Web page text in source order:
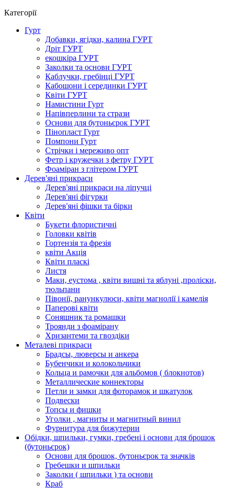
Категорії
Гурт
Добавки, ягідки, калина ГУРТ
Дріт ГУРТ
екошкіра ГУРТ
Заколки та основи ГУРТ
Каблучки, гребінці ГУРТ
Кабошони і серединки ГУРТ
Квіти ГУРТ
Намистини Гурт
Напівперлини та стрази
Основи для бутоньєрок ГУРТ
Пінопласт Гурт
Помпони Гурт
Стрічки і мереживо опт
Фетр і кружечки з фетру ГУРТ
Фоаміран з глітером ГУРТ
Дерев'яні прикраси
Дерев'яні прикраси на ліпучці
Дерев'яні фігурки
Дерев'яні фішки та бірки
Квіти
Букети флористичні
Головки квітів
Гортензія та фрезія
квіти Акція
Квіти пласкі
Листя
Маки, еустома , квіти вишні та яблуні ,проліски,
тюльпани
Півонії, ранункулюси, квіти магнолії і камелія
Паперові квіти
Соняшник та ромашки
Троянди з фоамірану
Хризантеми та гвоздіки
Металеві прикраси
Брадсы, люверсы и анкера
Бубенчики и колокольчики
Кольца и рамочки для альбомов ( блокнотов)
Металлические коннекторы
Петли и замки для фоторамок и шкатулок
Подвески
Топсы и фишки
Уголки , магниты и магнитный винил
Фурнитура для бижутерии
Обідки, шпильки, гумки, гребені і основи для брошок
(бутоньєрок)
Основи для брошок, бутоньєрок та значків
Гребешки и шпильки
Заколки ( шпильки ) та основи
Краб